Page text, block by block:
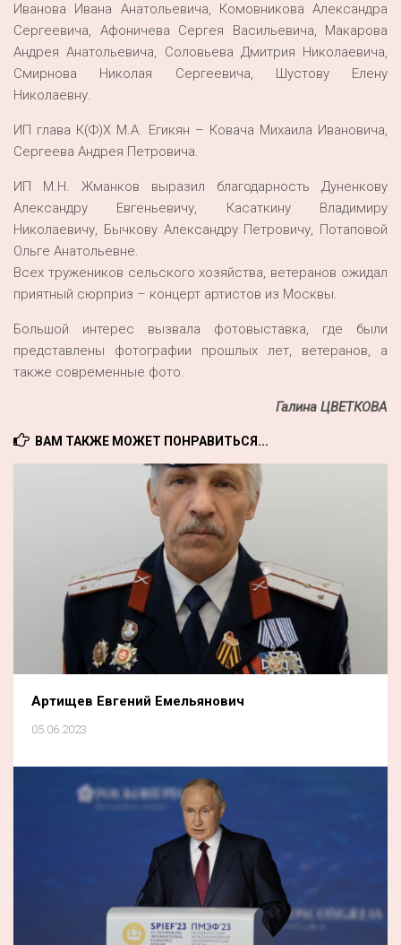
Иванова Ивана Анатольевича, Комовникова Александра
Сергеевича, Афоничева Сергея Васильевича, Макарова
Андрея Анатольевича, Соловьева Дмитрия Николаевича,
Смирнова Николая Сергеевича, Шустову Елену
Николаевну.
ИП глава К(Ф)Х М.А. Егикян – Ковача Михаила Ивановича,
Сергеева Андрея Петровича.
ИП М.Н. Жманков выразил благодарность Дуненкову
Александру Евгеньевичу, Касаткину Владимиру
Николаевичу, Бычкову Александру Петровичу, Потаповой
Ольге Анатольевне.
Всех тружеников сельского хозяйства, ветеранов ожидал
приятный сюрприз – концерт артистов из Москвы.
Большой интерес вызвала фотовыставка, где были
представлены фотографии прошлых лет, ветеранов, а
также современные фото.
Галина ЦВЕТКОВА
ВАМ ТАКЖЕ МОЖЕТ ПОНРАВИТЬСЯ...
Артищев Евгений Емельянович
05.06.2023